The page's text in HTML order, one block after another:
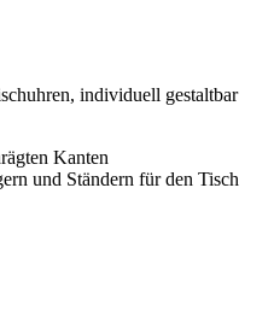
individuell gestaltbar
Kanten
und Ständern für den Tisch